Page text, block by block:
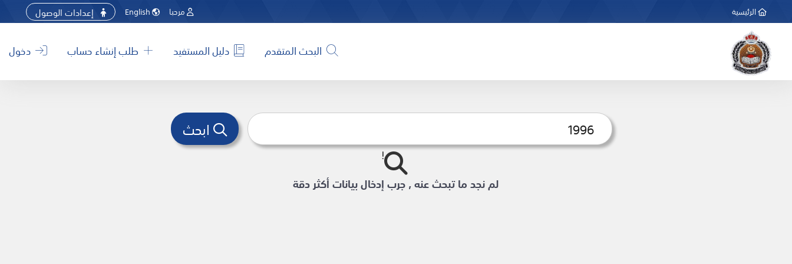
الرئيسية إعدادات الوصول مرحبا
البحث المتقدم دليل المستفيد طلب إنشاء حساب دخول
لم نجد ما تبحث عنه , جرب إدخال بيانات أكثر دقة